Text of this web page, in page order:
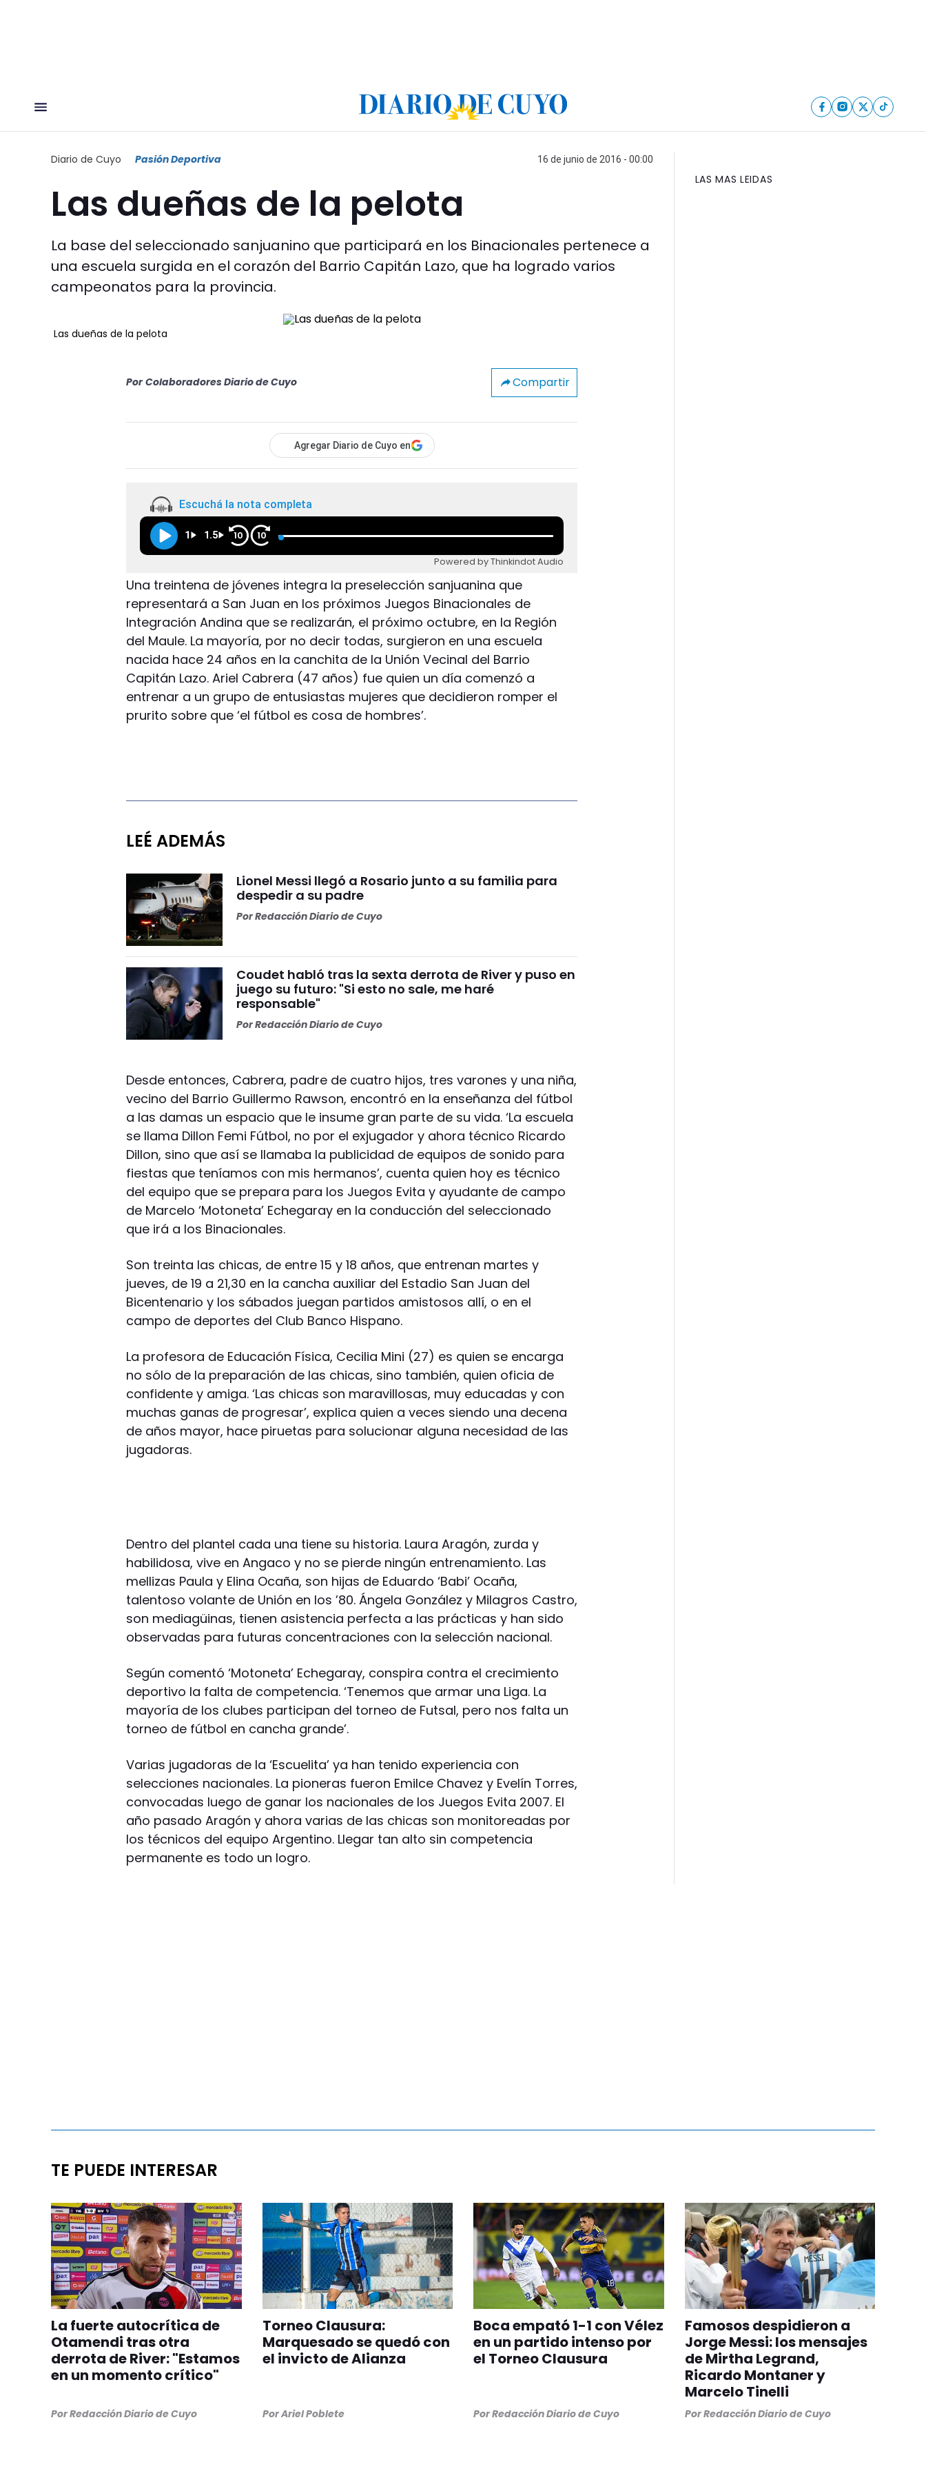
Diario de Cuyo Pasión Deportiva 16 de junio de 2016 - 00:00
Las dueñas de la pelota
La base del seleccionado sanjuanino que participará en los Binacionales pertenece a
una escuela surgida en el corazón del Barrio Capitán Lazo, que ha logrado varios
campeonatos para la provincia.
Las dueñas de la pelota
Por Colaboradores Diario de Cuyo Compartir
Agregar Diario de Cuyo en
Escuchá la nota completa
1 1.5 10 10
Powered by Thinkindot Audio
Una treintena de jóvenes integra la preselección sanjuanina que
representará a San Juan en los próximos Juegos Binacionales de
Integración Andina que se realizarán, el próximo octubre, en la Región
del Maule. La mayoría, por no decir todas, surgieron en una escuela
nacida hace 24 años en la canchita de la Unión Vecinal del Barrio
Capitán Lazo. Ariel Cabrera (47 años) fue quien un día comenzó a
entrenar a un grupo de entusiastas mujeres que decidieron romper el
prurito sobre que ‘el fútbol es cosa de hombres’.
LEÉ ADEMÁS
Lionel Messi llegó a Rosario junto a su familia para
despedir a su padre
PorRedacción Diario de Cuyo
Coudet habló tras la sexta derrota de River y puso en
juego su futuro: "Si esto no sale, me haré
responsable"
PorRedacción Diario de Cuyo
Desde entonces, Cabrera, padre de cuatro hijos, tres varones y una niña,
vecino del Barrio Guillermo Rawson, encontró en la enseñanza del fútbol
a las damas un espacio que le insume gran parte de su vida. ‘La escuela
se llama Dillon Femi Fútbol, no por el exjugador y ahora técnico Ricardo
Dillon, sino que así se llamaba la publicidad de equipos de sonido para
fiestas que teníamos con mis hermanos’, cuenta quien hoy es técnico
del equipo que se prepara para los Juegos Evita y ayudante de campo
de Marcelo ‘Motoneta’ Echegaray en la conducción del seleccionado
que irá a los Binacionales.
Son treinta las chicas, de entre 15 y 18 años, que entrenan martes y
jueves, de 19 a 21,30 en la cancha auxiliar del Estadio San Juan del
Bicentenario y los sábados juegan partidos amistosos allí, o en el
campo de deportes del Club Banco Hispano.
La profesora de Educación Física, Cecilia Mini (27) es quien se encarga
no sólo de la preparación de las chicas, sino también, quien oficia de
confidente y amiga. ‘Las chicas son maravillosas, muy educadas y con
muchas ganas de progresar’, explica quien a veces siendo una decena
de años mayor, hace piruetas para solucionar alguna necesidad de las
jugadoras.
Dentro del plantel cada una tiene su historia. Laura Aragón, zurda y
habilidosa, vive en Angaco y no se pierde ningún entrenamiento. Las
mellizas Paula y Elina Ocaña, son hijas de Eduardo ‘Babi’ Ocaña,
talentoso volante de Unión en los ’80. Ángela González y Milagros Castro,
son mediagüinas, tienen asistencia perfecta a las prácticas y han sido
observadas para futuras concentraciones con la selección nacional.
Según comentó ‘Motoneta’ Echegaray, conspira contra el crecimiento
deportivo la falta de competencia. ‘Tenemos que armar una Liga. La
mayoría de los clubes participan del torneo de Futsal, pero nos falta un
torneo de fútbol en cancha grande’.
Varias jugadoras de la ‘Escuelita’ ya han tenido experiencia con
selecciones nacionales. La pioneras fueron Emilce Chavez y Evelín Torres,
convocadas luego de ganar los nacionales de los Juegos Evita 2007. El
año pasado Aragón y ahora varias de las chicas son monitoreadas por
los técnicos del equipo Argentino. Llegar tan alto sin competencia
permanente es todo un logro.
LAS MAS LEIDAS
TE PUEDE INTERESAR
La fuerte autocrítica de
Otamendi tras otra
derrota de River: "Estamos
en un momento crítico"
PorRedacción Diario de Cuyo
Torneo Clausura:
Marquesado se quedó con
el invicto de Alianza
PorAriel Poblete
Boca empató 1-1 con Vélez
en un partido intenso por
el Torneo Clausura
PorRedacción Diario de Cuyo
Famosos despidieron a
Jorge Messi: los mensajes
de Mirtha Legrand,
Ricardo Montaner y
Marcelo Tinelli
PorRedacción Diario de Cuyo